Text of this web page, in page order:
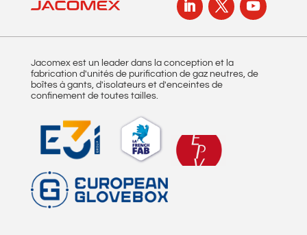
Jacomex est un leader dans la conception et la
fabrication d'unités de purification de gaz neutres, de
boîtes à gants, d'isolateurs et d'enceintes de
confinement de toutes tailles.